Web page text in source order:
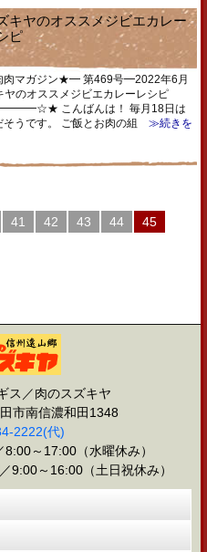
キヤのオススメジビエカレー
ピ
肉マガジン★━ 第469号━2022年6月
ヤのオススメジビエカレーレシピ
こんばんは！ 毎月18日は
そうです。 ご飯とお肉の組
≫続きを
41 42 43 44
45
ス／肉のスズキヤ
市南信濃和田1348
2222(代)
～17:00（水曜休み）
9:00～16:00（土日祝休み）